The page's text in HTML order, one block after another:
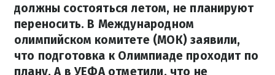
должны состояться летом, не планируют
переносить. В Международном
олимпийском комитете (МОК) заявили,
что подготовка к Олимпиаде проходит по
плану. А в УЕФА отметили, что не